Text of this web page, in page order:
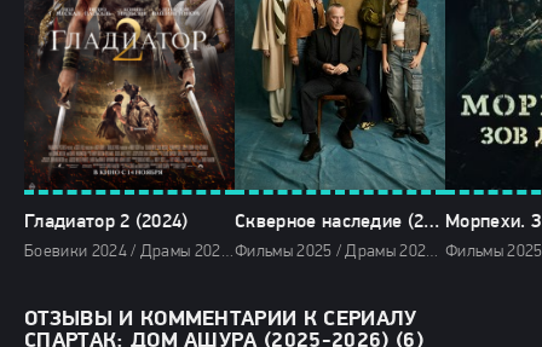
Гладиатор 2 (2024)
Боевики 2024 / Драмы 2024 / Фильмы-приключения 2024 / Зарубежные фильмы 2024 / Фильмы осени 2024 / Последние фильмы 2024 / Новинки кино 2024 / Фильмы 2024 / Популярные фильмы / Смотреть фильмы онлайн
Скверное наследие (2025)
Фильмы 2025 / Драмы 2025 / Сериалы 2025 / Сериалы весны 2025 / Новинки сериалов 2025 / Смотреть фильмы онлайн
ОТЗЫВЫ И КОММЕНТАРИИ К СЕРИАЛУ
СПАРТАК: ДОМ АШУРА (2025-2026) (6)